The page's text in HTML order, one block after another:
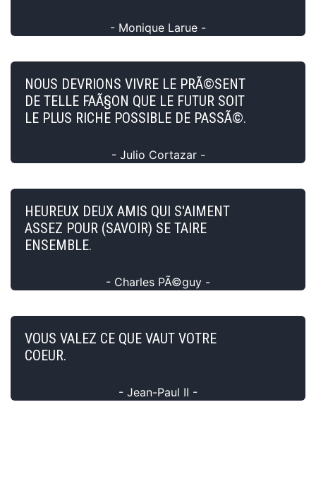
- Monique Larue -
NOUS DEVRIONS VIVRE LE PRÃ©SENT
DE TELLE FAÃ§ON QUE LE FUTUR SOIT
LE PLUS RICHE POSSIBLE DE PASSÃ©.
- Julio Cortazar -
HEUREUX DEUX AMIS QUI S'AIMENT
ASSEZ POUR (SAVOIR) SE TAIRE
ENSEMBLE.
- Charles PÃ©guy -
VOUS VALEZ CE QUE VAUT VOTRE
COEUR.
- Jean-Paul II -